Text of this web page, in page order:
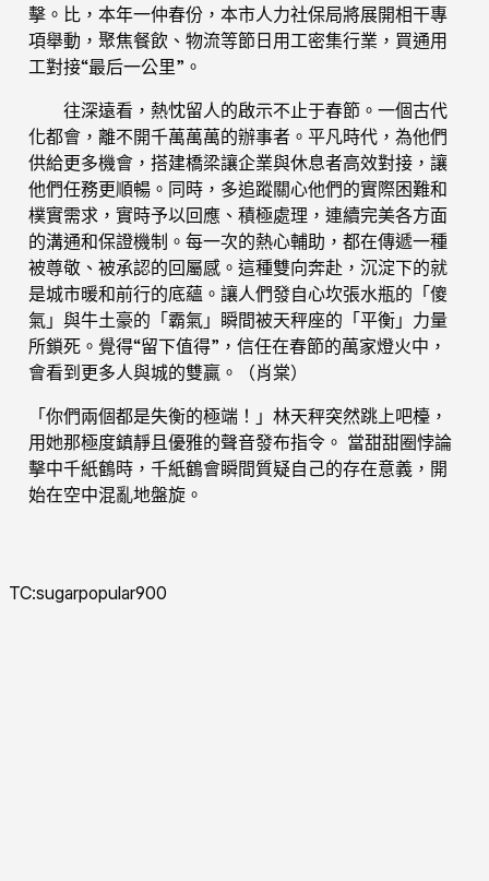
擊。比，本年一仲春份，本市人力社保局將展開相干專
項舉動，聚焦餐飲、物流等節日用工密集行業，買通用
工對接“最后一公里”。
往深遠看，熱忱留人的啟示不止于春節。一個古代
化都會，離不開千萬萬萬的辦事者。平凡時代，為他們
供給更多機會，搭建橋梁讓企業與休息者高效對接，讓
他們任務更順暢。同時，多追蹤關心他們的實際困難和
樸實需求，實時予以回應、積極處理，連續完美各方面
的溝通和保證機制。每一次的熱心輔助，都在傳遞一種
被尊敬、被承認的回屬感。這種雙向奔赴，沉淀下的就
是城市暖和前行的底蘊。讓人們發自心坎張水瓶的「傻
氣」與牛土豪的「霸氣」瞬間被天秤座的「平衡」力量
所鎖死。覺得“留下值得”，信任在春節的萬家燈火中，
會看到更多人與城的雙贏。（肖棠）
「你們兩個都是失衡的極端！」林天秤突然跳上吧檯，
用她那極度鎮靜且優雅的聲音發布指令。 當甜甜圈悖論
擊中千紙鶴時，千紙鶴會瞬間質疑自己的存在意義，開
始在空中混亂地盤旋。
TC:sugarpopular900